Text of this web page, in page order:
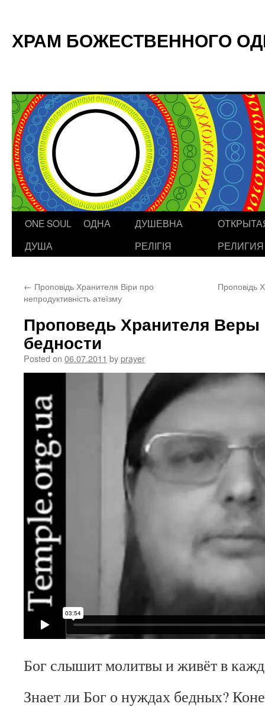
ХРАМ БОЖЕСТВЕННОГО
Skip
ONE SOUL ОДНА
ДУША
ДУШЕВНА
РЕЛІГІЯ
РЕЛИГИЯ
← Проповідь Хранителя Віри про
непродуктивність атеїзму
Проповідь
Проповедь Хранителя Веры
бедности
Posted on 06.07.2011 byprayer
Бог слышит молитвы и живёт в
Знает ли Бог о нуждах бедных?